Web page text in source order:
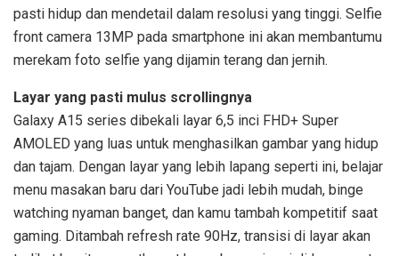
pasti hidup dan mendetail dalam resolusi yang tinggi. Selfie
front camera 13MP pada smartphone ini akan membantumu
merekam foto selfie yang dijamin terang dan jernih.
Layar yang pasti mulus scrollingnya
Galaxy A15 series dibekali layar 6,5 inci FHD+ Super
AMOLED yang luas untuk menghasilkan gambar yang hidup
dan tajam. Dengan layar yang lebih lapang seperti ini, belajar
menu masakan baru dari YouTube jadi lebih mudah, binge
watching nyaman banget, dan kamu tambah kompetitif saat
gaming. Ditambah refresh rate 90Hz, transisi di layar akan